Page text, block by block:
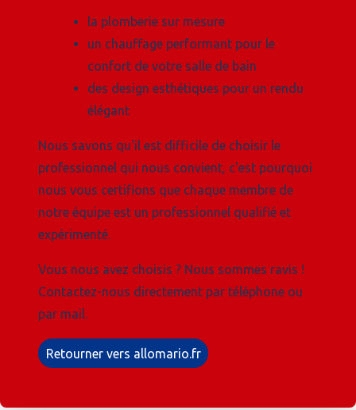
la plomberie sur mesure
un chauffage performant pour le
confort de votre salle de bain
des design esthétiques pour un rendu
élégant
Nous savons qu'il est difficile de choisir le
professionnel qui nous convient, c'est pourquoi
nous vous certifions que chaque membre de
notre équipe est un professionnel qualifié et
expérimenté.
Vous nous avez choisis ? Nous sommes ravis !
Contactez-nous directement par téléphone ou
par mail.
Retourner vers allomario.fr